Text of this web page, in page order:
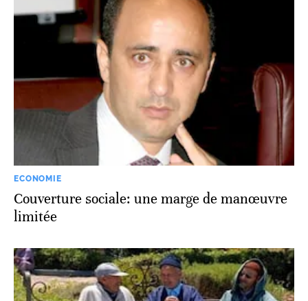
ECONOMIE
Couverture sociale: une marge de manœuvre
limitée